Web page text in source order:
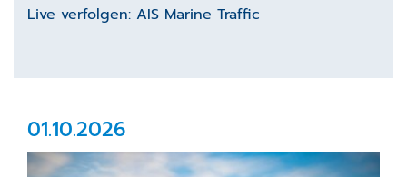
Live verfolgen: AIS Marine Traffic
01.10.2026